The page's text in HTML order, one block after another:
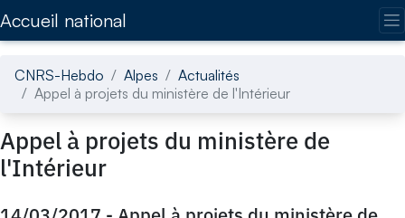
Accueil national
CNRS-Hebdo Alpes
Actualités
Appel à projets du ministère de l'Intérieur
Appel à projets du ministère de
l'Intérieur